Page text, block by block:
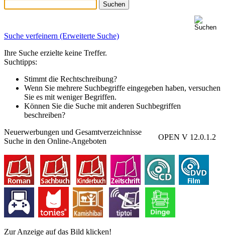
Suche verfeinern (Erweiterte Suche)
Ihre Suche erzielte keine Treffer.
Suchtipps:
Stimmt die Rechtschreibung?
Wenn Sie mehrere Suchbegriffe eingegeben haben, versuchen
Sie es mit weniger Begriffen.
Können Sie die Suche mit anderen Suchbegriffen
beschreiben?
OPEN V 12.0.1.2
Neuerwerbungen und Gesamtverzeichnisse
Zur Anzeige auf das Bild klicken!
Suche in den Online-Angeboten